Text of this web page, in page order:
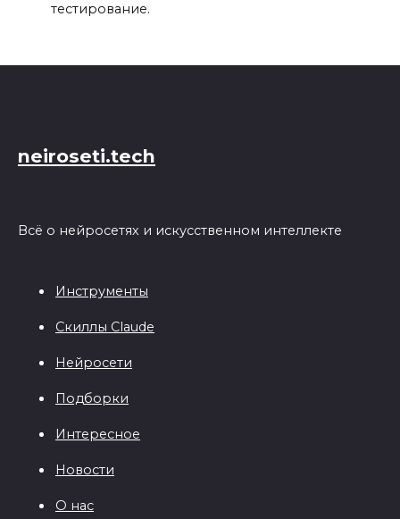
тестирование.
neiroseti.tech
Всё о нейросетях и искусственном интеллекте
Инструменты
Скиллы Claude
Нейросети
Подборки
Интересное
Новости
О нас